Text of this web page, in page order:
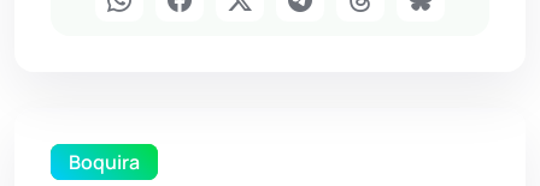
Boquira